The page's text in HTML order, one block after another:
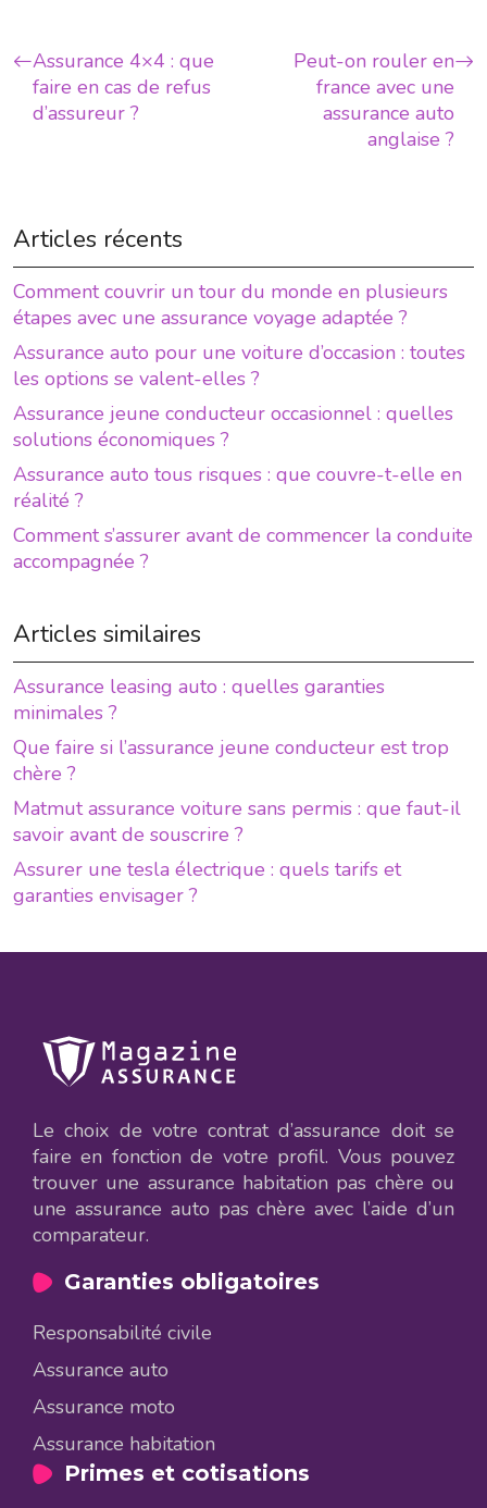
Assurance 4×4 : que
faire en cas de refus
d’assureur ?
Peut-on rouler en
france avec une
assurance auto
anglaise ?
Articles récents
Comment couvrir un tour du monde en plusieurs
étapes avec une assurance voyage adaptée ?
Assurance auto pour une voiture d’occasion : toutes
les options se valent-elles ?
Assurance jeune conducteur occasionnel : quelles
solutions économiques ?
Assurance auto tous risques : que couvre-t-elle en
réalité ?
Comment s’assurer avant de commencer la conduite
accompagnée ?
Articles similaires
Assurance leasing auto : quelles garanties
minimales ?
Que faire si l’assurance jeune conducteur est trop
chère ?
Matmut assurance voiture sans permis : que faut-il
savoir avant de souscrire ?
Assurer une tesla électrique : quels tarifs et
garanties envisager ?
Le choix de votre contrat d’assurance doit se
faire en fonction de votre profil. Vous pouvez
trouver une assurance habitation pas chère ou
une assurance auto pas chère avec l’aide d’un
comparateur.
Garanties obligatoires
Responsabilité civile
Assurance auto
Assurance moto
Assurance habitation
Primes et cotisations